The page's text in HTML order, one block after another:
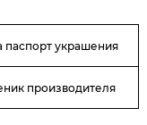
паспорт украшения
производителя